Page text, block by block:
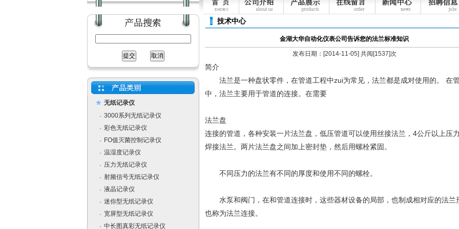
无纸记录仪
· 3000系列无纸记录仪
· 彩色无纸记录仪
· FO值灭菌控制记录仪
· 温湿度记录仪
· 压力无纸记录仪
· 射频信号无纸记录仪
· 液晶记录仪
· 迷你型无纸记录仪
· 宽屏型无纸记录仪
· 中长图真彩无纸记录仪
技术中心
金湖大华自动化仪表公司告诉您的法兰标准知识
发布日期：[2014-11-05] 共阅[1537]次
简介
法兰是一种盘状零件，在管道工程中zui为常见，法兰都是成对使用的。 在
中，法兰主要用于管道的连接。在需要
法兰盘
连接的管道，各种安装一片法兰盘，低压管道可以使用丝接法兰，4公斤以上压
焊接法兰。两片法兰盘之间加上密封垫，然后用螺栓紧固。
不同压力的法兰有不同的厚度和使用不同的螺栓。
水泵和阀门，在和管道连接时，这些器材设备的局部，也制成相对应的法兰
也称为法兰连接。